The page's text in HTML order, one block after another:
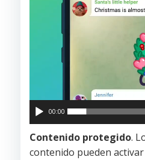
00:00
Contenido protegido.
contenido pueden activar